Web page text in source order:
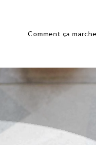
Comment ça